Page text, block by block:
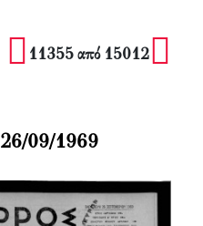
11355 από 15012
26/09/1969